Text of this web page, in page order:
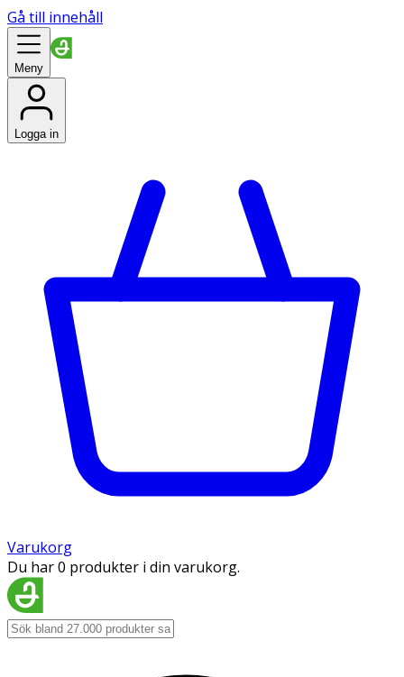
Gå till innehåll
Meny
Logga in
Varukorg
Du har 0 produkter i din varukorg.